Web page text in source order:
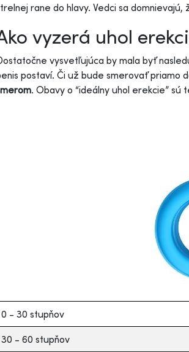
rane do hlavy. Vedci sa
vyzerá uhol
vysvetľujúca by mala byť
postaví. Či už bude smerovať priamo
. Obavy o “ideálny uhol erekcie” sú
0 - 30 stupňov
30 - 60 stupňov